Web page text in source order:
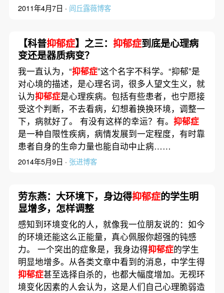
2011年4月7日 · 闾丘露薇博客
【科普抑郁症】之三： 抑郁症到底是心理病
变还是器质病变？
我一直认为，“抑郁症”这个名字不科学。“抑郁”是
对心境的描述，是心理名词，很多人望文生义，就
认为抑郁症是心理疾病。包括有些患者，也宁愿接
受这个判断，不去看病，幻想着换换环境，调整一
下，病就好了。 有没有这样的幸运？有。 抑郁症
是一种自限性疾病，病情发展到一定程度，有时靠
患者自身的生命力量也能自动中止病……
2014年5月9日 · 张进博客
劳东燕：大环境下，身边得抑郁症的学生明
显增多，怎样调整
感知到环境变化的人，就像我一位朋友说的：如今
的环境还能这么正能量，真心佩服你超强的钝感
力。 一个突出的症象是，我身边得抑郁症的学生
明显地增多。从各类文章中看到的消息，中学生得
抑郁症甚至选择自杀的，也都大幅度增加。无视环
境变化因素的人会认为，这是人们自己心理脆弱造